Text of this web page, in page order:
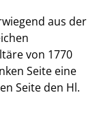
aus der
von 1770
Seite eine
Seite den Hl.